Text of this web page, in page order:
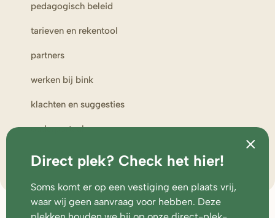
Direct plek? Check het hier!
Soms komt er op een vestiging een plaats vrij,
waar wij geen aanvraag voor hebben. Deze
pedagogisch beleid
tarieven en rekentool
partners
werken bij bink
klachten en suggesties
ouderportaal
toezicht en medezeggenschap
veelgestelde vragenvoorwaarden disclaimercookies & privacy